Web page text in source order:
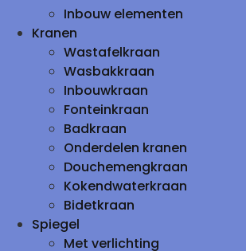
Inbouw elementen
Kranen
Wastafelkraan
Wasbakkraan
Inbouwkraan
Fonteinkraan
Badkraan
Onderdelen kranen
Douchemengkraan
Kokendwaterkraan
Bidetkraan
Spiegel
Met verlichting